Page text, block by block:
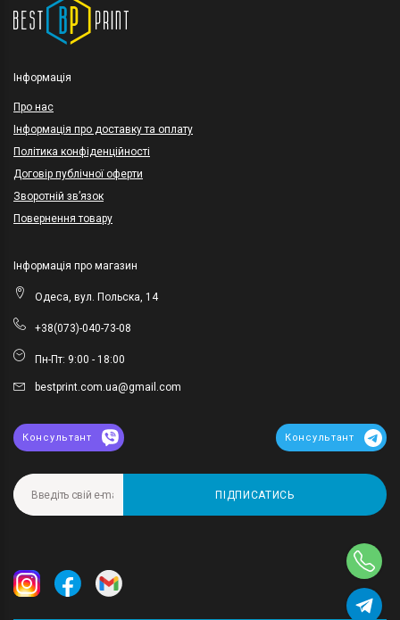
Інформація
Про нас
Інформація про доставку та оплату
Політика конфіденційності
Договір публічної оферти
Зворотній зв’язок
Повернення товару
Інформація про магазин
Одеса, вул. Польска, 14
+38(073)-040-73-08
Пн-Пт: 9:00 - 18:00
bestprint.com.ua@gmail.com
Консультант Консультант
ПІДПИСАТИСЬ